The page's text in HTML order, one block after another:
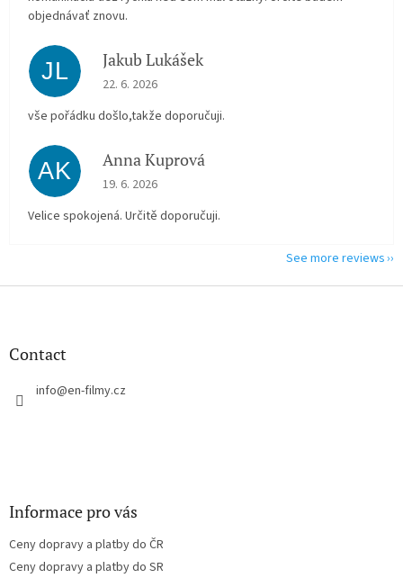
objednávať znovu.
JL Jakub Lukášek
The store rating is 5 out of 5 stars.
22. 6. 2026
vše pořádku došlo,takže doporučuji.
AK Anna Kuprová
The store rating is 5 out of 5 stars.
19. 6. 2026
Velice spokojená. Určitě doporučuji.
See more reviews
F
Contact
info@en-filmy.cz
Informace pro vás
Ceny dopravy a platby do ČR
Ceny dopravy a platby do SR